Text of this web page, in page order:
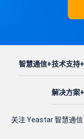
智慧通信 技术支持
解决方案
关注 Yeastar 智慧通信